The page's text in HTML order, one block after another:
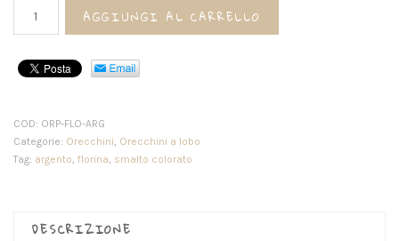
AGGIUNGI AL CARRELLO
COD: ORP-FLO-ARG
Categorie: Orecchini Orecchini a lobo
Tag: argento florina smalto colorato
DESCRIZIONE